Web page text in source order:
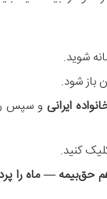
شوید.
باز شود.
ایرانی و سپس
کنید.
حق‌بیمه — ماه را